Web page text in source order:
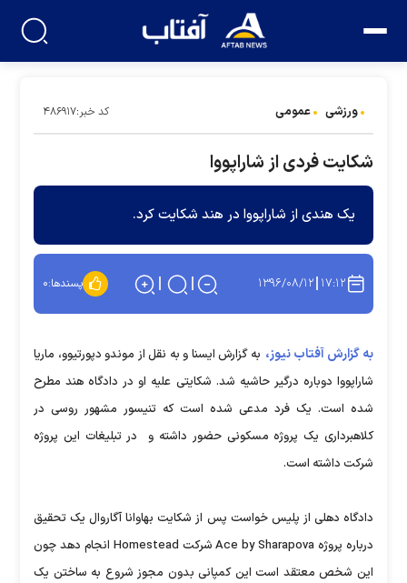
ورزشی عمومی کد خبر:۴۸۶۹۱۷
شکایت فردی از شاراپووا
یک هندی از شاراپووا در هند شکایت کرد.
۱۷:۱۲ ۱۳۹۶/۰۸/۱۲ پسندها:۰
به گزارش آفتاب نیوز، به‌ گزارش ‌ایسنا ‌و ‌به نقل از موندو دپورتیوو، ماریا
شاراپووا دوباره درگیر حاشیه شد. شکایتی علیه او در دادگاه هند مطرح
شده است. یک فرد مدعی شده است که تنیسور مشهور روسی در
کلاهبرداری یک پروژه‌ مسکونی حضور داشته و در تبلیغات این پروژه‌
شرکت داشته است.
دادگاه دهلی از پلیس خواست پس از شکایت بهاوانا آگاروال یک تحقیق
درباره پروژه Ace by Sharapova شرکت Homestead‌ انجام دهد چون
این شخص معتقد است این کمپانی بدون مجوز شروع به ساختن یک